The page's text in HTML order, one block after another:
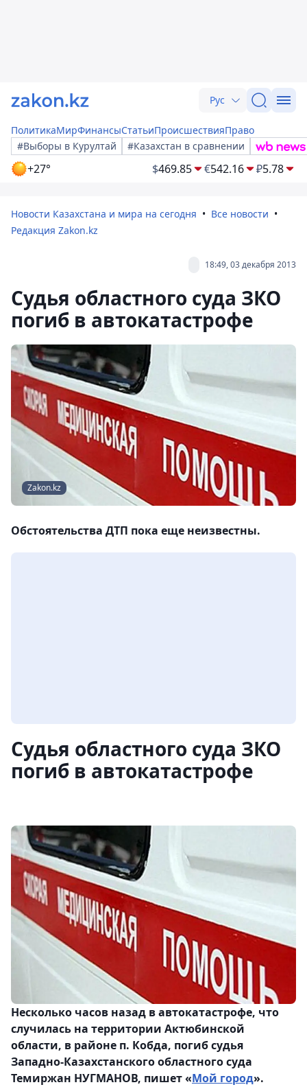
Рус
ПолитикаМирФинансыСтатьиПроисшествияПраво
#Выборы в Курултай
#Казахстан в сравнении
+27° $469.85 €542.16 ₽5.78
Новости Казахстана и мира на сегодня
Все новости
Редакция Zakon.kz
18:49, 03 декабря 2013
Судья областного суда ЗКО
погиб в автокатастрофе
Zakon.kz
Обстоятельства ДТП пока еще неизвестны.
Судья областного суда ЗКО
погиб в автокатастрофе
Несколько часов назад в автокатастрофе, что
случилась на территории Актюбинской
области, в районе п. Кобда, погиб судья
Западно-Казахстанского областного суда
Темиржан НУГМАНОВ, пишет «Мой город».